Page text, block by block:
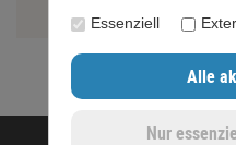
Essenziell